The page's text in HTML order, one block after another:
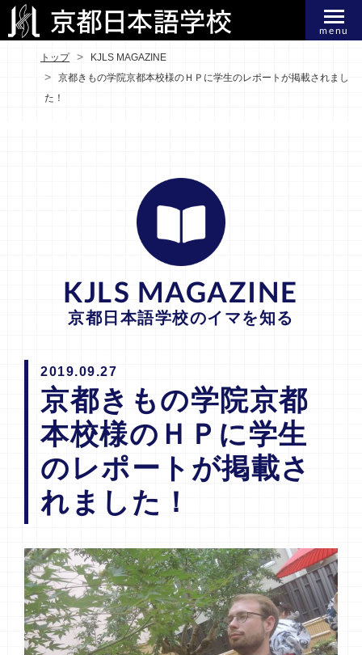
menu
トップ
KJLS MAGAZINE
京都きもの学院京都本校様のＨＰに学生のレポートが掲載されまし
た！
KJLS MAGAZINE
京都日本語学校のイマを知る
2019.09.27
京都きもの学院京都
本校様のＨＰに学生
のレポートが掲載さ
れました！